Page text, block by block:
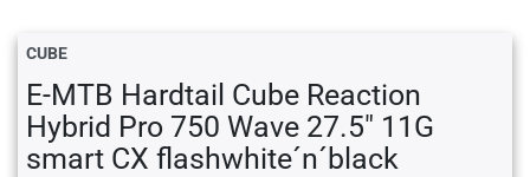
CUBE
E-MTB Hardtail Cube Reaction
Hybrid Pro 750 Wave 27.5" 11G
smart CX flashwhite´n´black